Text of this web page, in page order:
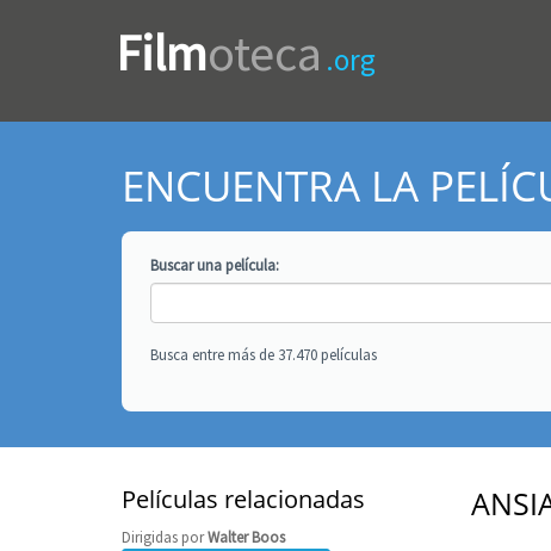
Filmoteca .org
ENCUENTRA LA
Buscar unapelícula:
Busca entre más de 37.470 películas
Películas relacionadas
Dirigidas porWalter Boos